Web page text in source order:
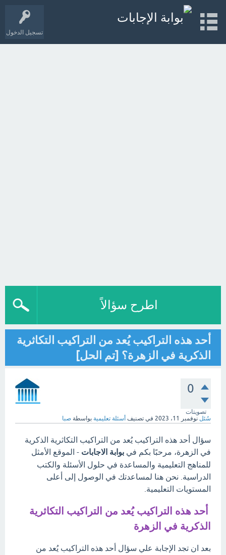
تسجيل الدخول
اطرح سؤالاً
أحد هذه التراكيب يُعد من التراكيب التكاثرية
الذكرية في الزهرة؟ [تم الحل]
0
تصويتات
سُئل نوفمبر 11، 2023 في تصنيف أسئلة تعليمية بواسطة صبا
سؤال أحد هذه التراكيب يُعد من التراكيب التكاثرية الذكرية
في الزهرة، مرحبًا بكم في بوابة الاجابات - الموقع الأمثل
للمناهج التعليمية والمساعدة في حلول الأسئلة والكتب
الدراسية. نحن هنا لمساعدتك في الوصول إلى أعلى
المستويات التعليمية.
أحد هذه التراكيب يُعد من التراكيب التكاثرية
الذكرية في الزهرة
بعد ان تجد الإجابة علي سؤال أحد هذه التراكيب يُعد من